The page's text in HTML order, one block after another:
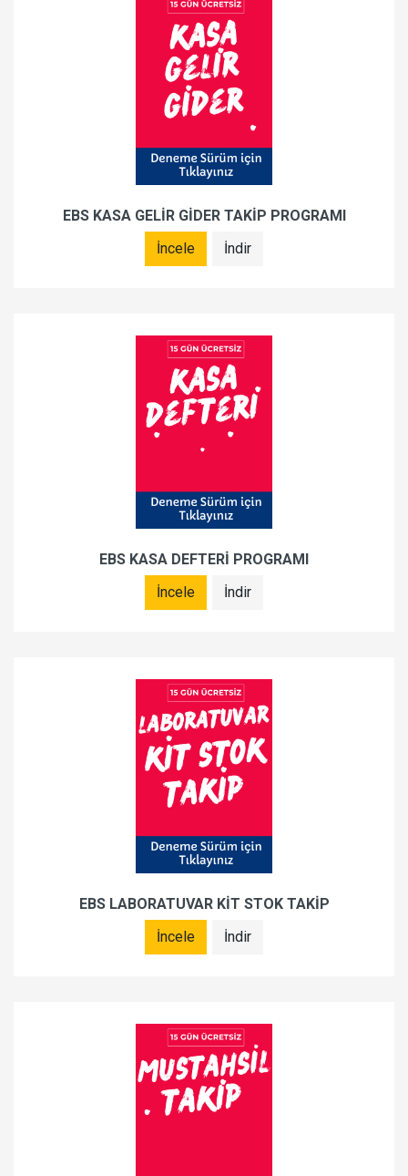
EBS KASA GELİR GİDER TAKİP PROGRAMI
İncele
İndir
EBS KASA DEFTERİ PROGRAMI
İncele
İndir
EBS LABORATUVAR KİT STOK TAKİP
İncele
İndir